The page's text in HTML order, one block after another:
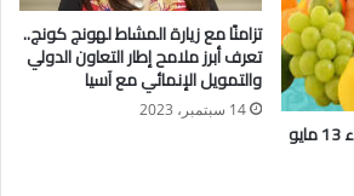
الأعمال، تم بحث تطوير آليات تمويل
حديثة، تشمل صناديق رأس المال المخاطر (Venture Capital)
وشركات الاستحواذ ذات الغرض الخاص (SPAC)، بما يتيح فرصًا أكبر
التعاون في مجالات التجارة الخارجية
أسعار الفاكهة اليوم الثلاثاء 13 مايو
تزامنًا مع زيارة المشاط لهونج كونج..
تعرف أبرز ملامح إطار التعاون الدولي
والتمويل الإنمائي مع آسيا
14 سبتمبر، 2023